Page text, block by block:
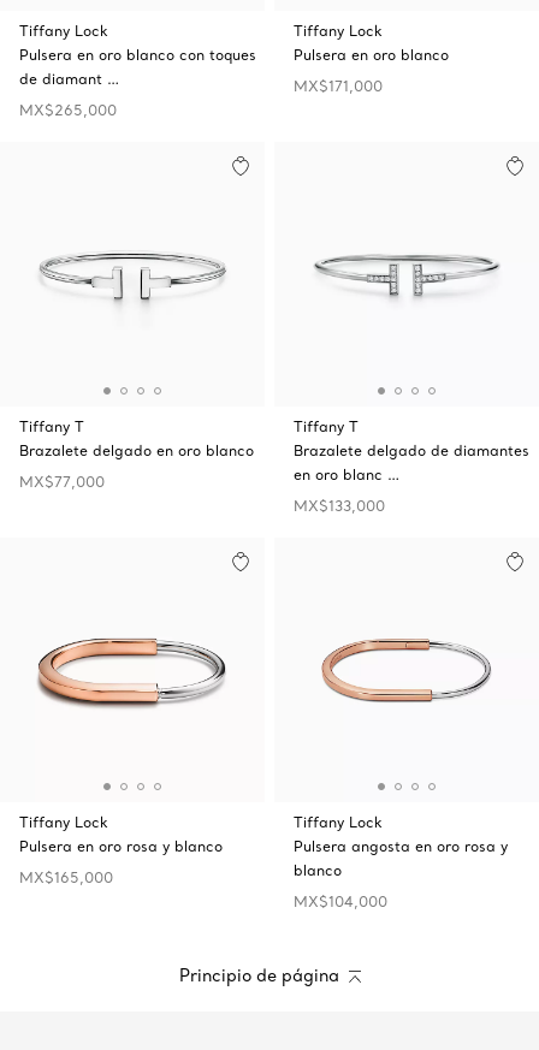
Tiffany Lock
Pulsera en oro blanco con toques
de diamant …
MX$265,000
Tiffany Lock
Pulsera en oro blanco
MX$171,000
Tiffany T
Brazalete delgado en oro blanco
MX$77,000
Tiffany T
Brazalete delgado de diamantes
en oro blanc …
MX$133,000
Tiffany Lock
Pulsera en oro rosa y blanco
MX$165,000
Tiffany Lock
Pulsera angosta en oro rosa y
blanco
MX$104,000
Principio de página